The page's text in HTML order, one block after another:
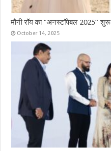
मौनी रॉय का “अनस्टॉपेबल 2025” शुरू
October 14, 2025